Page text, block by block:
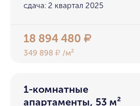
сдача: 2 квартал 2025
18 894 480₽
349 898₽ /м²
1-комнатные
апартаменты, 53 м²